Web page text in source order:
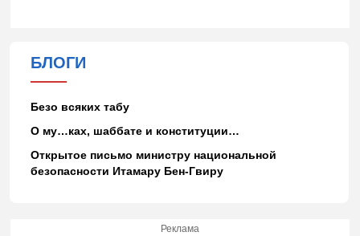
БЛОГИ
Безо всяких табу
О му…ках, шаббате и конституции…
Открытое письмо министру национальной
безопасности Итамару Бен-Гвиру
Реклама